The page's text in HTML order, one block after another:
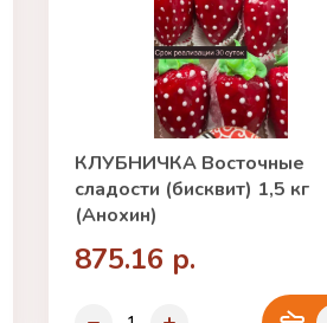
КЛУБНИЧКА Восточные
сладости (бисквит) 1,5 кг
(Анохин)
875.16 р.